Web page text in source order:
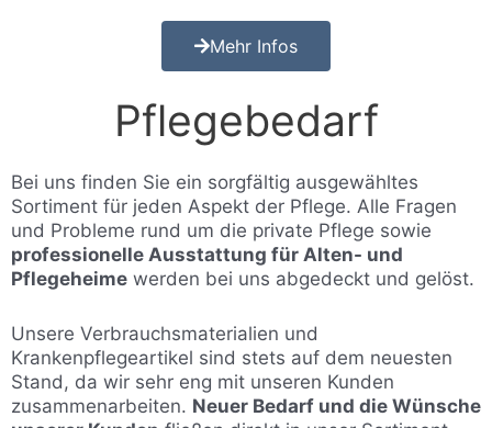
Mehr Infos
Pflegebedarf
Bei uns finden Sie ein sorgfältig ausgewähltes
Sortiment für jeden Aspekt der Pflege. Alle Fragen
und Probleme rund um die private Pflege sowie
professionelle Ausstattung für Alten- und
Pflegeheime werden bei uns abgedeckt und gelöst.
Unsere Verbrauchsmaterialien und
Krankenpflegeartikel sind stets auf dem neuesten
Stand, da wir sehr eng mit unseren Kunden
zusammenarbeiten. Neuer Bedarf und die Wünsche